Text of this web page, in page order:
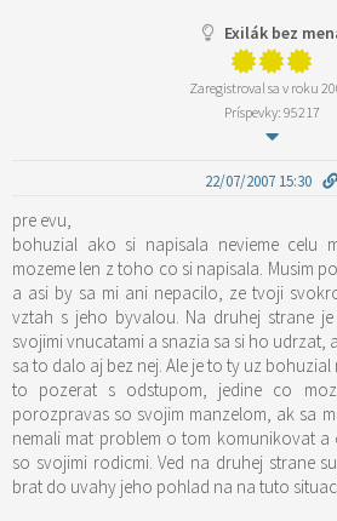
Exilák bez
Zaregistroval sa v roku
Príspevky: 95217
22/07/2007 15:30
pre evu,
bohuzial ako si napisala nevieme celu
mozeme len z toho co si napisala. Musim
a asi by sa mi ani nepacilo, ze tvoji
vztah s jeho byvalou. Na druhej strane
svojimi vnucatami a snazia sa si ho
sa to dalo aj bez nej. Ale je to ty uz bohuzial
to pozerat s odstupom, jedine co
porozpravas so svojim manzelom, ak sa
nemali mat problem o tom komunikovat
so svojimi rodicmi. Ved na druhej strane
brat do uvahy jeho pohlad na na tuto